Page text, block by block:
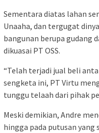
Sementara diatas lahan
Unaaha, dan tergugat
bangunan berupa gudang
dikuasai PT OSS.
“Telah terjadi jual beli
sengketa ini, PT Virtu
tunggu telaah dari pihak
Meski demikian, Andre
hingga pada putusan